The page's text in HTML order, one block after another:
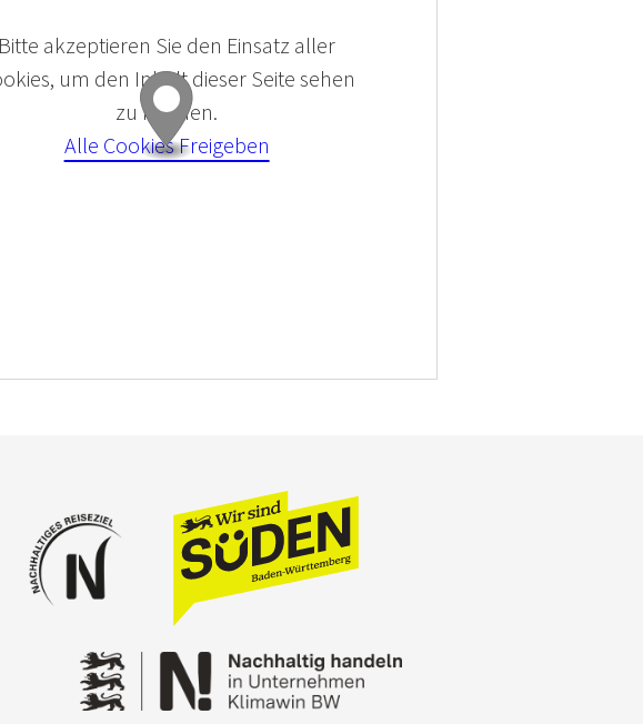
Bitte akzeptieren Sie den Einsatz aller
um den Inhalt dieser Seite sehen
zu können.
Alle Cookies Freigeben